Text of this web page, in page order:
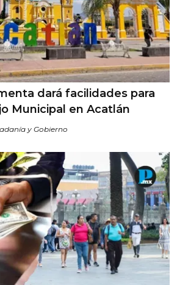
dará facilidades para
Municipal en Acatlán
y Gobierno